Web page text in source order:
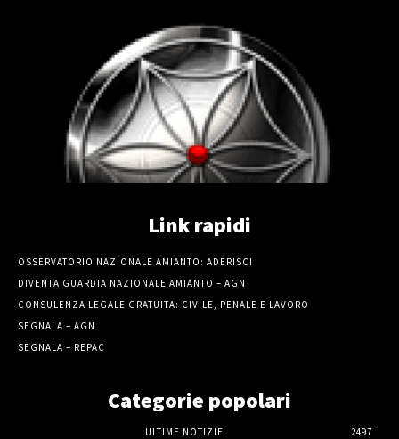
Link rapidi
OSSERVATORIO NAZIONALE AMIANTO: ADERISCI
DIVENTA GUARDIA NAZIONALE AMIANTO – AGN
CONSULENZA LEGALE GRATUITA: CIVILE, PENALE E LAVORO
SEGNALA – AGN
SEGNALA – REPAC
Categorie popolari
ULTIME NOTIZIE
2497